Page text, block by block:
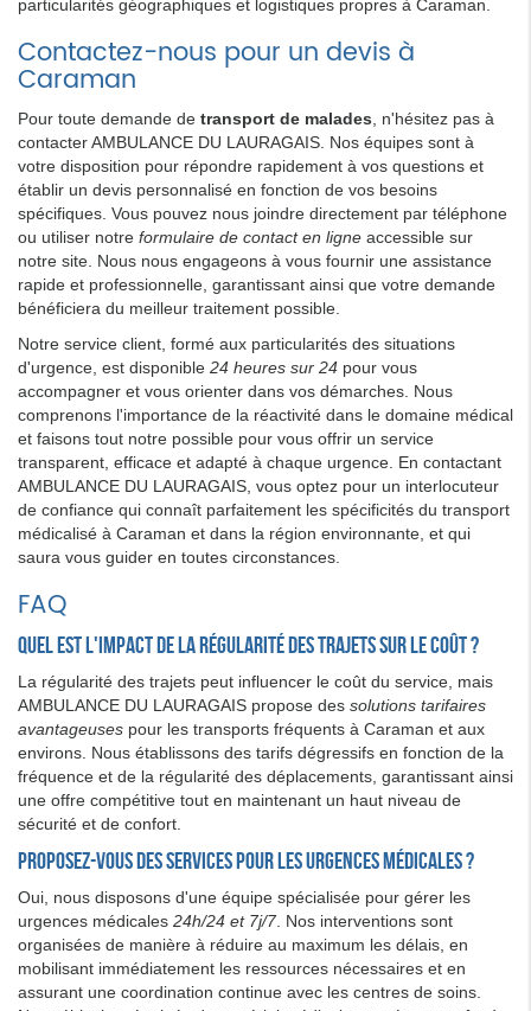
particularités géographiques et logistiques propres à Caraman.
Contactez-nous pour un devis à
Caraman
Pour toute demande de transport de malades , n'hésitez pas à
contacter AMBULANCE DU LAURAGAIS. Nos équipes sont à
votre disposition pour répondre rapidement à vos questions et
établir un devis personnalisé en fonction de vos besoins
spécifiques. Vous pouvez nous joindre directement par téléphone
ou utiliser notre formulaire de contact en ligne accessible sur
notre site. Nous nous engageons à vous fournir une assistance
rapide et professionnelle, garantissant ainsi que votre demande
bénéficiera du meilleur traitement possible.
Notre service client, formé aux particularités des situations
d'urgence, est disponible 24 heures sur 24 pour vous
accompagner et vous orienter dans vos démarches. Nous
comprenons l'importance de la réactivité dans le domaine médical
et faisons tout notre possible pour vous offrir un service
transparent, efficace et adapté à chaque urgence. En contactant
AMBULANCE DU LAURAGAIS, vous optez pour un interlocuteur
de confiance qui connaît parfaitement les spécificités du transport
médicalisé à Caraman et dans la région environnante, et qui
saura vous guider en toutes circonstances.
FAQ
Quel est l'impact de la régularité des trajets sur le coût ?
La régularité des trajets peut influencer le coût du service, mais
AMBULANCE DU LAURAGAIS propose des solutions tarifaires
avantageuses pour les transports fréquents à Caraman et aux
environs. Nous établissons des tarifs dégressifs en fonction de la
fréquence et de la régularité des déplacements, garantissant ainsi
une offre compétitive tout en maintenant un haut niveau de
sécurité et de confort.
Proposez-vous des services pour les urgences médicales ?
Oui, nous disposons d'une équipe spécialisée pour gérer les
urgences médicales 24h/24 et 7j/7. Nos interventions sont
organisées de manière à réduire au maximum les délais, en
mobilisant immédiatement les ressources nécessaires et en
assurant une coordination continue avec les centres de soins.